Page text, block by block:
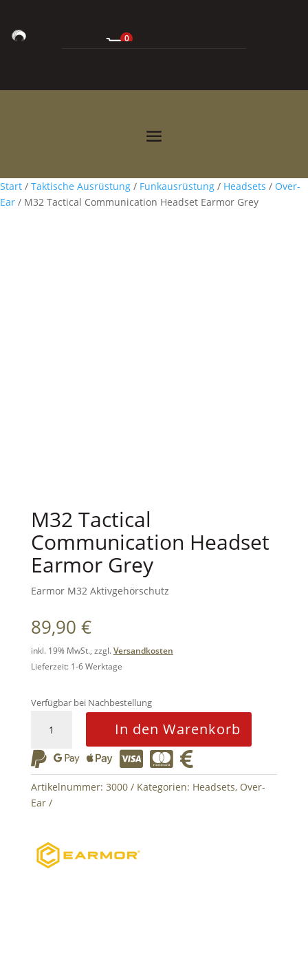
0
Start / Taktische Ausrüstung / Funkausrüstung / Headsets / Over-
Ear / M32 Tactical Communication Headset Earmor Grey
M32 Tactical
Communication Headset
Earmor Grey
Earmor M32 Aktivgehörschutz
89,90 €
inkl. 19% MwSt., zzgl.Versandkosten
Lieferzeit: 1-6 Werktage
Verfügbar bei Nachbestellung
Tactical
Communication
Headset
Earmor
Grey
In den Warenkorb
     
Artikelnummer: 3000 Kategorien: Headsets, Over-
Ear